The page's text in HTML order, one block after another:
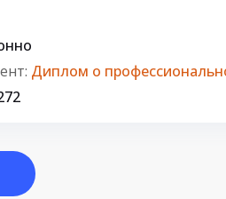
Диплом о